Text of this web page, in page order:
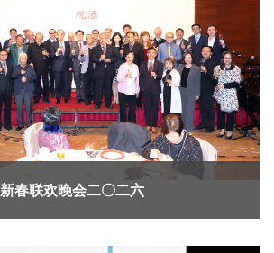
新春联欢晚会二〇二六